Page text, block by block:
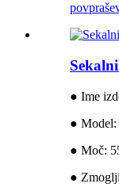
● Ime
● Model:
● Moč:
●